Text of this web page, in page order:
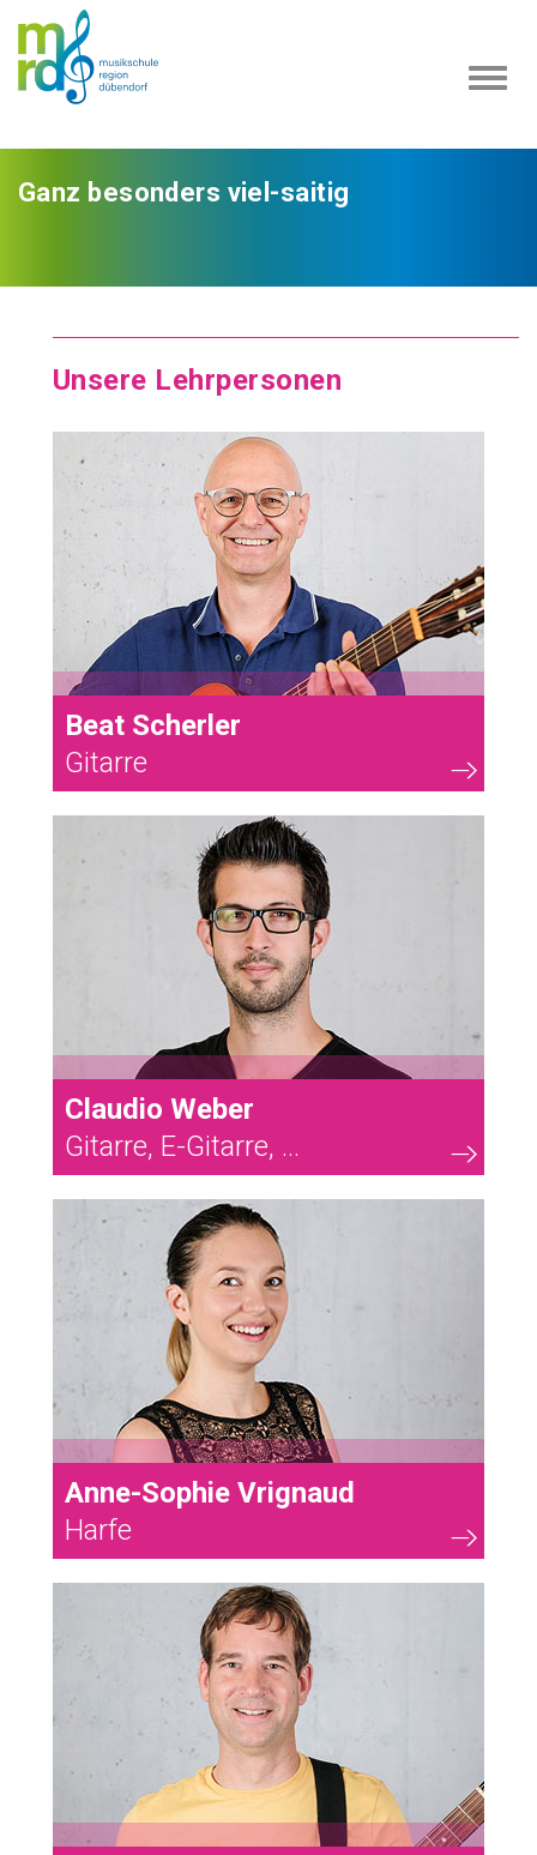
Ganz besonders viel-saitig
Unsere Lehrpersonen
Beat Scherler
Gitarre
Anne-Sophie Vrignaud
Harfe
Claudio Weber
Gitarre, E-Gitarre, ...